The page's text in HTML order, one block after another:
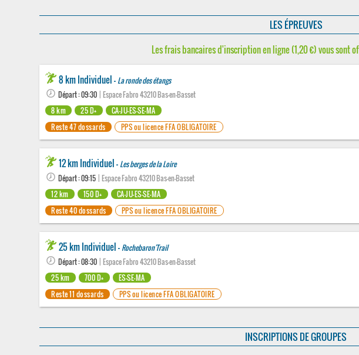
LES ÉPREUVES
Les frais bancaires d'inscription en ligne (1,20 €) vous sont
8 km Individuel - La ronde des étangs
Départ : 09:30 | Espace Fabro 43210 Bas-en-Basset
8 km
25 D+
CA-JU-ES-SE-MA
Reste 47 dossards
PPS ou licence FFA OBLIGATOIRE
12 km Individuel - Les berges de la Loire
Départ : 09:15 | Espace Fabro 43210 Bas-en-Basset
12 km
150 D+
CA-JU-ES-SE-MA
Reste 40 dossards
PPS ou licence FFA OBLIGATOIRE
25 km Individuel - Rochebaron'Trail
Départ : 08:30 | Espace Fabro 43210 Bas-en-Basset
25 km
700 D+
ES-SE-MA
Reste 11 dossards
PPS ou licence FFA OBLIGATOIRE
INSCRIPTIONS DE GROUPES